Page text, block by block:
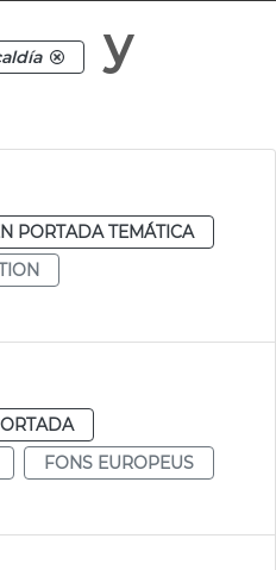
y
PORTADA TEMÁTICA
FONS EUROPEUS